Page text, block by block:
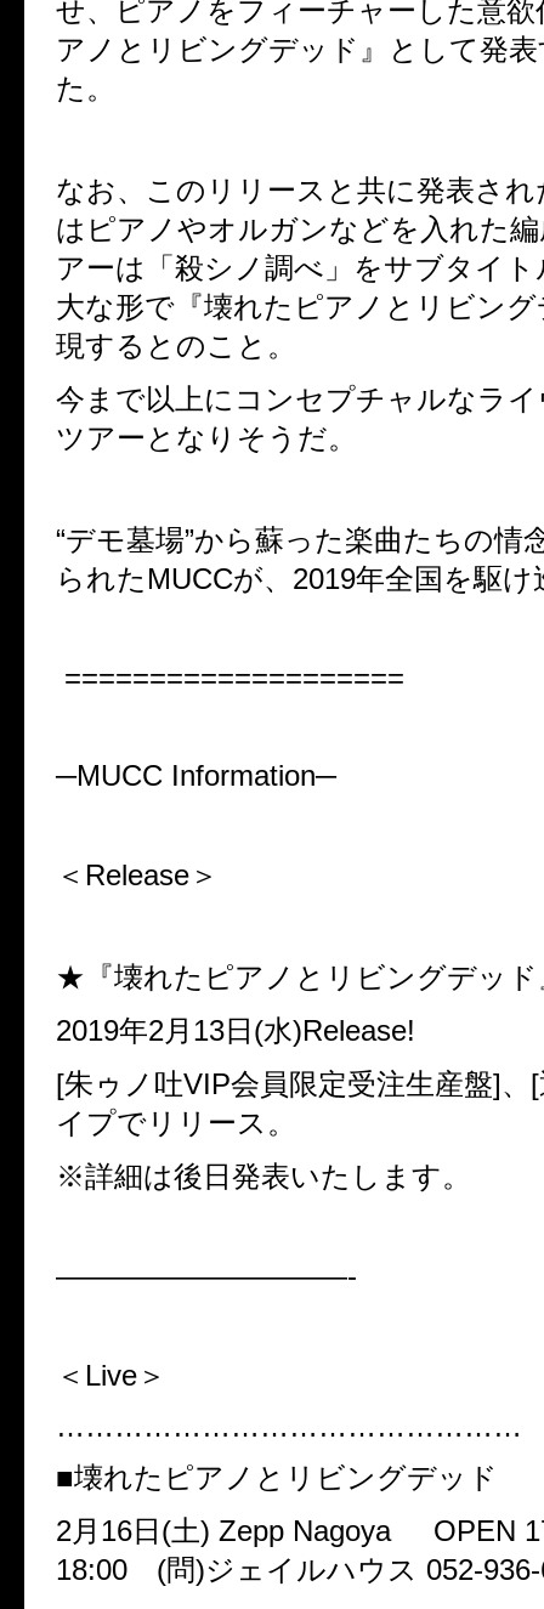
せ、ピアノをフィーチャーした意
アノとリビングデッド』として発
た。
なお、このリリースと共に発表され
はピアノやオルガンなどを入れた
アーは「殺シノ調べ」をサブタイ
大な形で『壊れたピアノとリビン
現するとのこと。
今まで以上にコンセプチャルなラ
ツアーとなりそうだ。
“デモ墓場”から蘇った楽曲たちの情
られた MUCCが、 2019年全国を駆け
====================
─MUCC Information─
＜ Release ＞
★『壊れたピアノとリビングデッド
2019年2月 13日 (水)Release!
[朱ゥノ吐VIP会員限定受注生産盤]、 [
イプでリリース。
※詳細は後日発表いたします。
——————————-
＜ Live ＞
…………………………………………
■壊れたピアノとリビングデッド
2月 16日 (土) Zepp Nagoya OPEN
18:00
(問)ジェイルハウス 052-